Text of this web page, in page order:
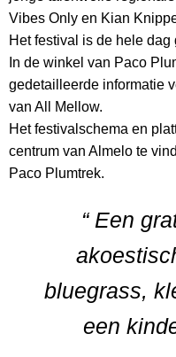
Vibes Only en Kian
Het festival is de hele
In de winkel van Paco
gedetailleerde informatie
van All Mellow.
Het festivalschema en
centrum van Almelo te
Paco Plumtrek.
“ Een
bluegrass,
een